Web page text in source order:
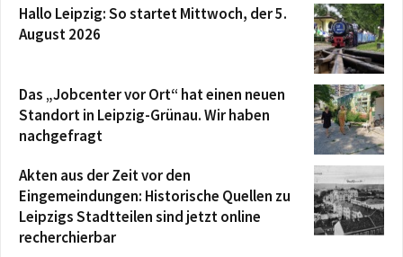
Hallo Leipzig: So startet Mittwoch, der 5.
August 2026
Das „Jobcenter vor Ort“ hat einen neuen
Standort in Leipzig-Grünau. Wir haben
nachgefragt
Akten aus der Zeit vor den
Eingemeindungen: Historische Quellen zu
Leipzigs Stadtteilen sind jetzt online
recherchierbar